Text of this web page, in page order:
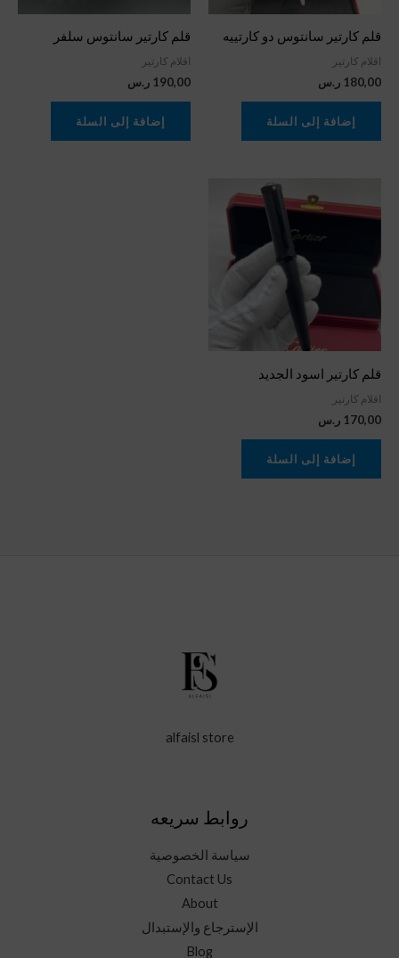
قلم كارتير سانتوس دو كارتييه
اقلام كارتير
180,00 ر.س
إضافة إلى السلة
قلم كارتير سانتوس سلفر
اقلام كارتير
190,00 ر.س
إضافة إلى السلة
قلم كارتير اسود الجديد
اقلام كارتير
170,00 ر.س
إضافة إلى السلة
alfaisl store
روابط سريعه
سياسة الخصوصية
Contact Us
About
الإسترجاع والإستبدال
Blog